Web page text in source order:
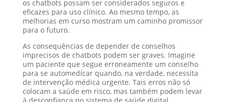
os chatbots possam ser considerados seguros e
eficazes para uso clínico. Ao mesmo tempo, as
melhorias em curso mostram um caminho promissor
para o futuro.
As consequências de depender de conselhos
imprecisos de chatbots podem ser graves. Imagine
um paciente que segue erroneamente um conselho
para se automedicar quando, na verdade, necessita
de intervenção médica urgente. Tais erros não só
colocam a saúde em risco, mas também podem levar